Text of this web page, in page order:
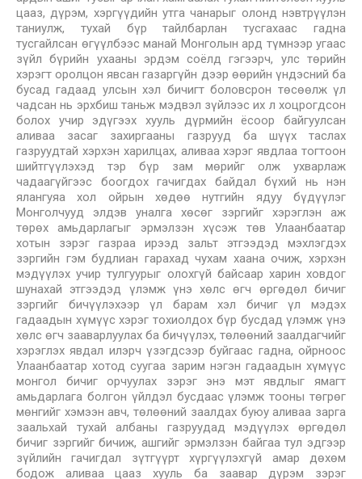
цааз, дүрэм, хэргүүдийн утга чанарыг олонд нэвтрүүлэн
таниулж, тухай бүр тайлбарлан тусгахаас гадна
тусгайлсан өгүүлбээс манай Монголын ард түмнээр угаас
зүйл бүрийн ухааны эрдэм соёлд гэгээрч, улс төрийн
хэрэгт оролцон явсан газаргүйн дээр өөрийн үндэсний ба
бусад гадаад улсын хэл бичигт боловсрон төсөөлж үл
чадсан нь эрхбиш таньж мэдвэл зүйлээс их л хоцрогдсон
болох учир эдүгээх хууль дүрмийн ёсоор байгуулсан
аливаа засаг захиргааны газрууд ба шүүх таслах
газруудтай хэрхэн харилцах, аливаа хэрэг явдлаа тогтоон
шийтгүүлэхэд тэр бүр зам мөрийг олж ухварлаж
чадаагүйгээс боогдох гачигдах байдал бүхий нь нэн
ялангуяа хол ойрын хөдөө нутгийн ядуу бүдүүлэг
Монголчууд элдэв уналга хөсөг зэргийг хэрэглэн аж
төрөх амьдарлагыг эрмэлзэн хүсэж төв Улаанбаатар
хотын зэрэг газраа ирээд зальт этгээдэд мэхлэгдэх
зэргийн гэм будлиан гарахад чухам хаана очиж, хэрхэн
мэдүүлэх учир тулгуурыг олохгүй байсаар харин ховдог
шунахай этгээдэд үлэмж үнэ хөлс өгч өргөдөл бичиг
зэргийг бичүүлэхээр үл барам хэл бичиг үл мэдэх
гадаадын хүмүүс хэрэг тохиолдох бүр бусдад үлэмж үнэ
хөлс өгч зааварлуулах ба бичүүлэх, төлөөний заалдагчийг
хэрэглэх явдал илэрч үзэгдсээр буйгаас гадна, ойрноос
Улаанбаатар хотод суугаа зарим нэгэн гадаадын хүмүүс
монгол бичиг орчуулах зэрэг энэ мэт явдлыг ямагт
амьдарлага болгон үйлдэл бусдаас үлэмж тооны төгрөг
мөнгийг хэмээн авч, төлөөний заалдах буюу аливаа зарга
заальхай тухай албаны газруудад мэдүүлэх өргөдөл
бичиг зэргийг бичиж, ашгийг эрмэлзэн байгаа тул эдгээр
зүйлийн гачигдал зүтгүүрт хүргүүлэхгүй амар дөхөм
бодож аливаа цааз хууль ба заавар дүрэм зэрэг